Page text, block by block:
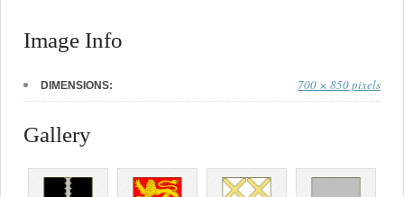
Image Info
DIMENSIONS: 700 × 850 pixels
Gallery